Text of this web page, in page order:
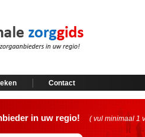
Contact
in uw regio! ( vul minimaal 1